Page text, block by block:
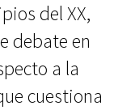
del XX,
debate en
a la
cuestiona